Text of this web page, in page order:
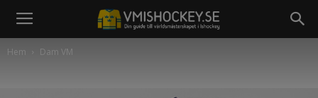
Hem Dam VM